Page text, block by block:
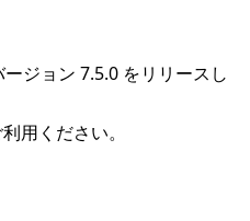
ジョン 7.5.0 をリリースし
用ください。